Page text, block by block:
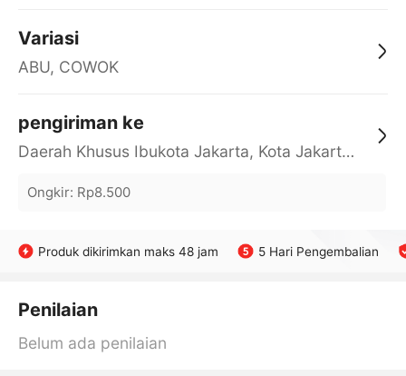
Variasi
ABU, COWOK
pengiriman ke
Daerah Khusus Ibukota Jakarta, Kota Jakarta Barat, Cengkareng, yy
Ongkir: Rp8.500
Produk dikirimkan maks 48 jam 5 Hari Pengembalian
Penilaian
Belum ada penilaian